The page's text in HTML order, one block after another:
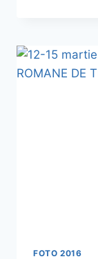
FOTO 2016